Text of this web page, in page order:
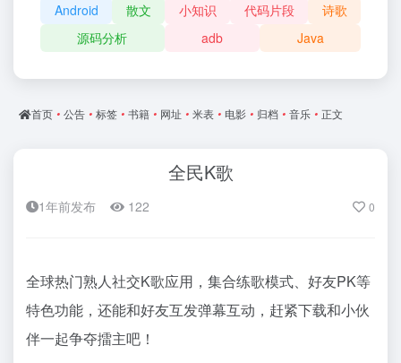
Android 散文 小知识 代码片段
诗歌
源码分析
adb Java
首页 • 公告 • 标签 • 书籍 • 网址 • 米表 • 电影 • 归档 • 音乐 • 正文
全民K歌
1年前发布 122 0
全球热门熟人社交K歌应用，集合练歌模式、好友PK等
特色功能，还能和好友互发弹幕互动，赶紧下载和小伙
伴一起争夺擂主吧！